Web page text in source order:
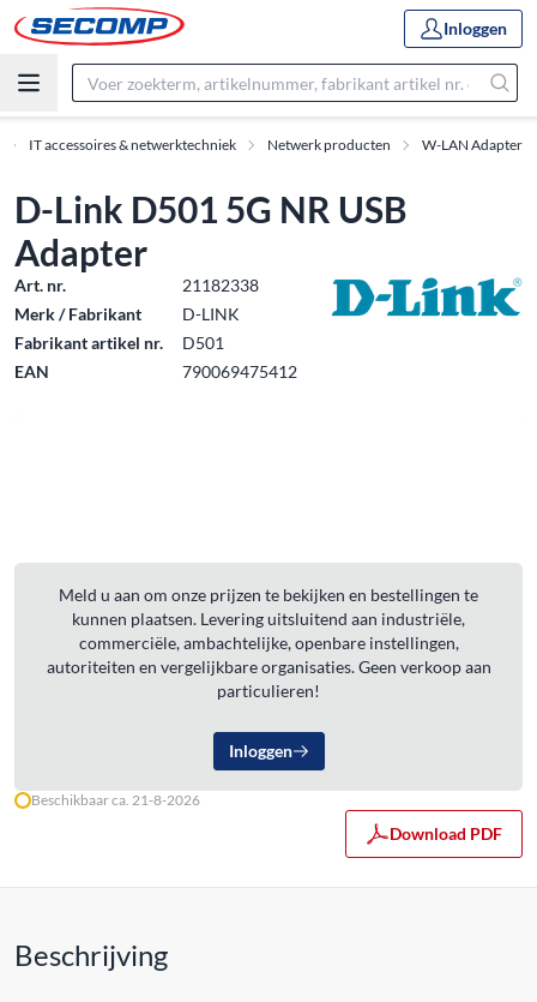
Inloggen
IT accessoires & netwerktechniek Netwerk producten W-LAN Adapter
D-Link D501 5G NR USB
Adapter
Art. nr.
21182338
Merk / Fabrikant
D-LINK
Fabrikant artikel nr.
D501
EAN
790069475412
Meld u aan om onze prijzen te bekijken en bestellingen te
kunnen plaatsen. Levering uitsluitend aan industriële,
commerciële, ambachtelijke, openbare instellingen,
autoriteiten en vergelijkbare organisaties. Geen verkoop aan
particulieren!
Inloggen
Beschikbaar ca. 21-8-2026
Download PDF
Beschrijving